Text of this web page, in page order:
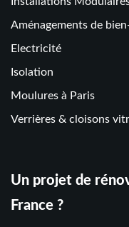
Aménagements de
Electricité
Isolation
Moulures à Paris
Verrières & cloisons
Un projet de
France ?